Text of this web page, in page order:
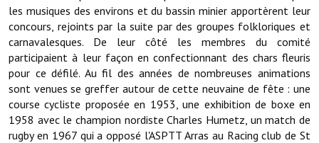
Communauté de communes
Autres groupements
Les réseaux partenaires
L'association des maires
les musiques des environs et du bassin minier apportèrent leur
concours, rejoints par la suite par des groupes folkloriques et
carnavalesques. De leur côté les membres du comité
participaient à leur façon en confectionnant des chars fleuris
pour ce défilé. Au fil des années de nombreuses animations
sont venues se greffer autour de cette neuvaine de fête : une
course cycliste proposée en 1953, une exhibition de boxe en
1958 avec le champion nordiste Charles Humetz, un match de
rugby en 1967 qui a opposé l'ASPTT Arras au Racing club de St